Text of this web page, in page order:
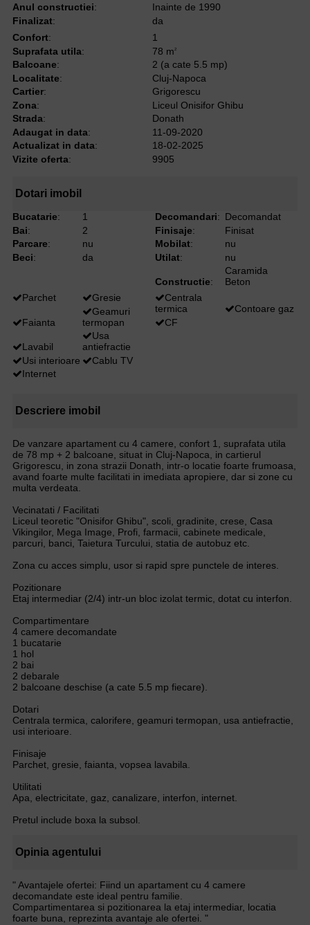
Anul constructiei:
Inainte de 1990
Finalizat:
da
Confort:
1
Suprafata utila: 78 m2
Balcoane:
2 (a cate 5.5 mp)
Localitate:
Cluj-Napoca
Cartier:
Grigorescu
Zona:
Liceul Onisifor Ghibu
Strada:
Donath
Adaugat in data:
11-09-2020
Actualizat in data:
18-02-2025
Vizite oferta: 9905
Dotari imobil
Bucatarie:
1
Bai:
2
Parcare:
nu
Beci: da
Decomandari: Decomandat
Finisaje:
Finisat
Mobilat:
nu
Utilat: nu
Constructie:
Caramida
Beton
Parchet
Gresie
Faianta
Geamuri
termopan
Lavabil
Usa
antiefractie
Usi interioare
Cablu TV
Internet
Centrala
termica
Contoare gaz
CF
Descriere imobil
De vanzare apartament cu 4 camere, confort 1, suprafata utila
de 78 mp + 2 balcoane, situat in Cluj-Napoca, in cartierul
Grigorescu, in zona strazii Donath, intr-o locatie foarte frumoasa,
avand foarte multe facilitati in imediata apropiere, dar si zone cu
multa verdeata.
Vecinatati / Facilitati
Liceul teoretic "Onisifor Ghibu", scoli, gradinite, crese, Casa
Vikingilor, Mega Image, Profi, farmacii, cabinete medicale,
parcuri, banci, Taietura Turcului, statia de autobuz etc.
Zona cu acces simplu, usor si rapid spre punctele de interes.
Pozitionare
Etaj intermediar (2/4) intr-un bloc izolat termic, dotat cu interfon.
Compartimentare
4 camere decomandate
1 bucatarie
1 hol
2 bai
2 debarale
2 balcoane deschise (a cate 5.5 mp fiecare).
Dotari
Centrala termica, calorifere, geamuri termopan, usa antiefractie,
usi interioare.
Finisaje
Parchet, gresie, faianta, vopsea lavabila.
Utilitati
Apa, electricitate, gaz, canalizare, interfon, internet.
Pretul include boxa la subsol.
Opinia agentului
" Avantajele ofertei: Fiind un apartament cu 4 camere
decomandate este ideal pentru familie.
Compartimentarea si pozitionarea la etaj intermediar, locatia
foarte buna, reprezinta avantaje ale ofertei. "